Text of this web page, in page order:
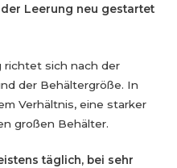
Leerung neu gestartet
richtet sich nach der
der Behältergröße. In
Verhältnis, eine starker
großen Behälter.
täglich, bei sehr